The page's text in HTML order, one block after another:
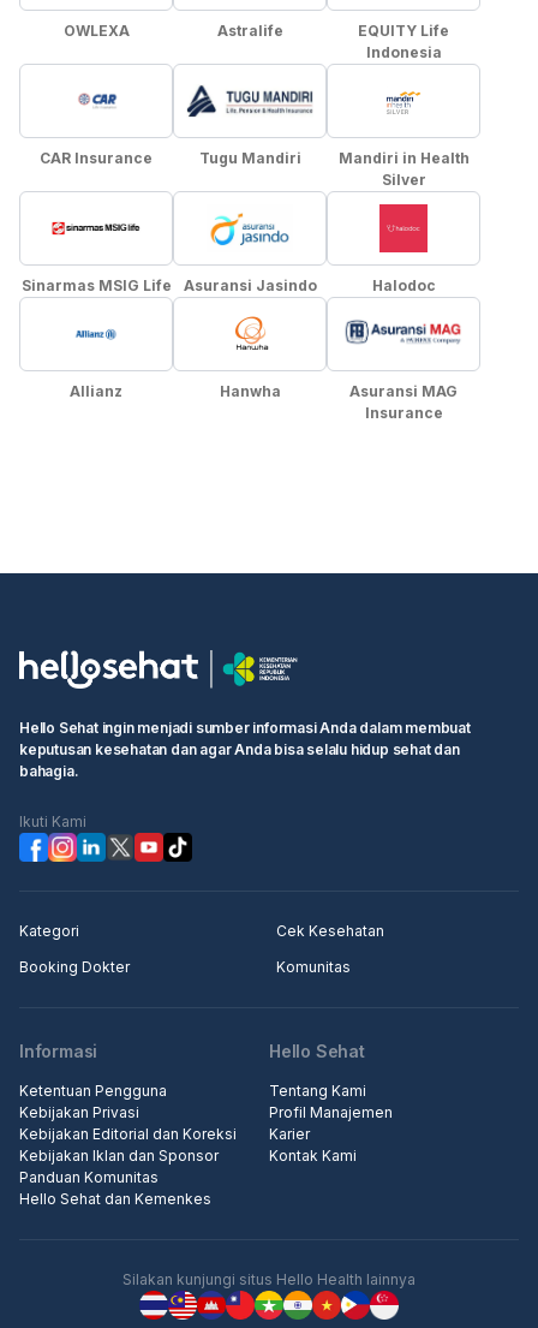
OWLEXA Astralife
EQUITY Life
Indonesia
CAR Insurance Tugu Mandiri
Mandiri in Health
Silver
Sinarmas MSIG Life Asuransi Jasindo Halodoc
Allianz Hanwha
Asuransi MAG
Insurance
Hello Sehat ingin menjadi sumber informasi Anda dalam membuat
keputusan kesehatan dan agar Anda bisa selalu hidup sehat dan
bahagia.
Ikuti Kami
Kategori
Cek Kesehatan
Booking Dokter
Komunitas
Informasi
Ketentuan Pengguna
Kebijakan Privasi
Kebijakan Editorial dan Koreksi
Kebijakan Iklan dan Sponsor
Panduan Komunitas
Hello Sehat dan Kemenkes
Hello Sehat
Tentang Kami
Profil Manajemen
Karier
Kontak Kami
Silakan kunjungi situs Hello Health lainnya